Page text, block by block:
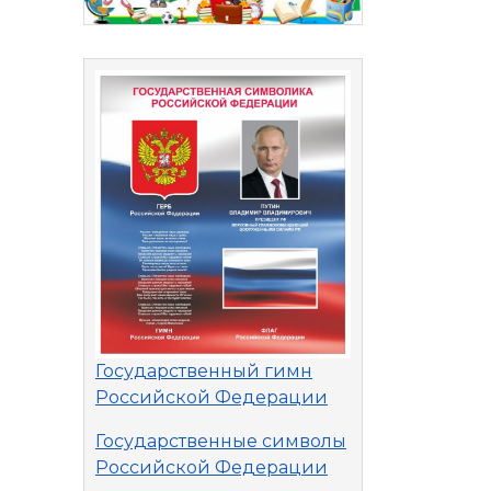
Государственный гимн
Российской Федерации
Государственные символы
Российской Федерации